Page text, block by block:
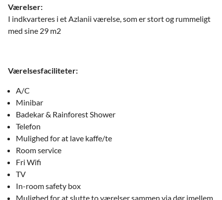
Værelser:
I indkvarteres i et Azlanii værelse, som er stort og rummeligt
med sine 29 m2
Værelsesfaciliteter:
A/C
Minibar
Badekar & Rainforest Shower
Telefon
Mulighed for at lave kaffe/te
Room service
Fri Wifi
TV
In-room safety box
Mulighed for at slutte to værelser sammen via dør imellem